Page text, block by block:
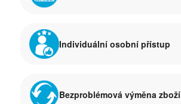
Individuální osobní přístup
Bezproblémová výměna zboží